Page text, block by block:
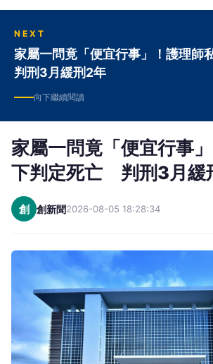
NEXT
家屬一問竟「便宜行事」！護理師
判刑3月緩刑2年
向下繼續閱讀
家屬一問竟「便宜行事
下判定死亡 判刑3月緩
創